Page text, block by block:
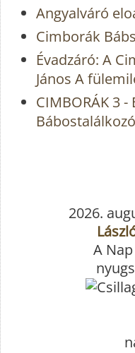
Angyalváró
Cimborák
Évadzáró: A
János A
CIMBORÁK 3
Bábostalálkozó
2026.
A